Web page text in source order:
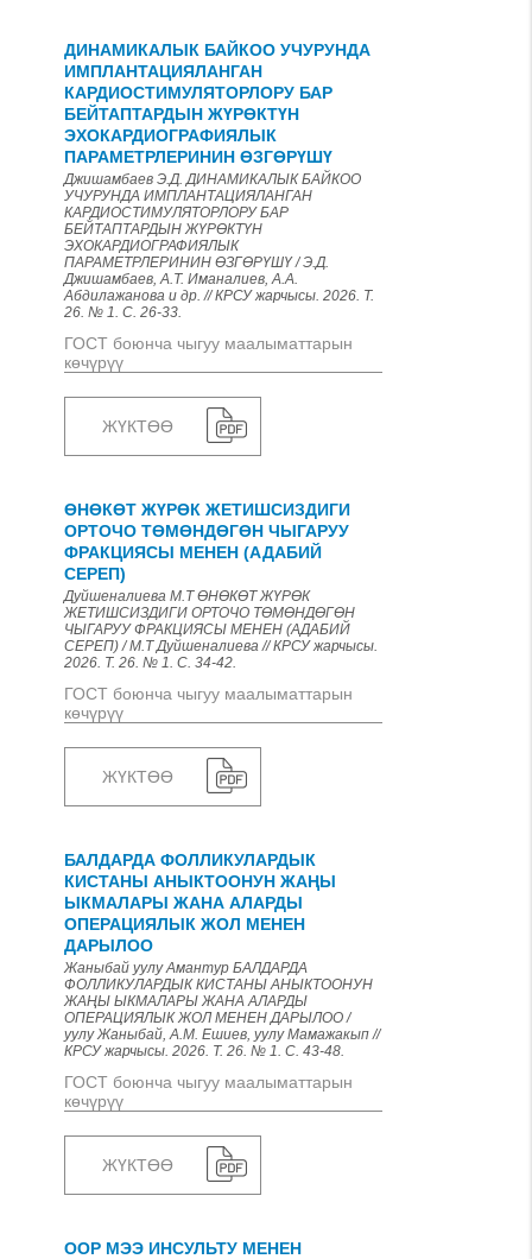
ДИНАМИКАЛЫК БАЙКОО УЧУРУНДА
ИМПЛАНТАЦИЯЛАНГАН
КАРДИОСТИМУЛЯТОРЛОРУ БАР
БЕЙТАПТАРДЫН ЖҮРӨКТҮН
ЭХОКАРДИОГРАФИЯЛЫК
ПАРАМЕТРЛЕРИНИН ӨЗГӨРҮШҮ
Джишамбаев Э.Д. ДИНАМИКАЛЫК БАЙКОО
УЧУРУНДА ИМПЛАНТАЦИЯЛАНГАН
КАРДИОСТИМУЛЯТОРЛОРУ БАР
БЕЙТАПТАРДЫН ЖҮРӨКТҮН
ЭХОКАРДИОГРАФИЯЛЫК
ПАРАМЕТРЛЕРИНИН ӨЗГӨРҮШҮ / Э.Д.
Джишамбаев, А.Т. Иманалиев, А.А.
Абдилажанова и др. // КРСУ жарчысы. 2026. Т.
26. № 1. С. 26-33.
ГОСТ боюнча чыгуу маалыматтарын
көчүрүү
ЖҮКТӨӨ
ӨНӨКӨТ ЖҮРӨК ЖЕТИШСИЗДИГИ
ОРТОЧО ТӨМӨНДӨГӨН ЧЫГАРУУ
ФРАКЦИЯСЫ МЕНЕН (АДАБИЙ
СЕРЕП)
Дуйшеналиева М.Т ӨНӨКӨТ ЖҮРӨК
ЖЕТИШСИЗДИГИ ОРТОЧО ТӨМӨНДӨГӨН
ЧЫГАРУУ ФРАКЦИЯСЫ МЕНЕН (АДАБИЙ
СЕРЕП) / М.Т Дуйшеналиева // КРСУ жарчысы.
2026. Т. 26. № 1. С. 34-42.
ГОСТ боюнча чыгуу маалыматтарын
көчүрүү
ЖҮКТӨӨ
БАЛДАРДА ФОЛЛИКУЛАРДЫК
КИСТАНЫ АНЫКТООНУН ЖАҢЫ
ЫКМАЛАРЫ ЖАНА АЛАРДЫ
ОПЕРАЦИЯЛЫК ЖОЛ МЕНЕН
ДАРЫЛОО
Жаныбай уулу Амантур БАЛДАРДА
ФОЛЛИКУЛАРДЫК КИСТАНЫ АНЫКТООНУН
ЖАҢЫ ЫКМАЛАРЫ ЖАНА АЛАРДЫ
ОПЕРАЦИЯЛЫК ЖОЛ МЕНЕН ДАРЫЛОО /
уулу Жаныбай, А.М. Ешиев, уулу Мамажакып //
КРСУ жарчысы. 2026. Т. 26. № 1. С. 43-48.
ГОСТ боюнча чыгуу маалыматтарын
көчүрүү
ЖҮКТӨӨ
ООР МЭЭ ИНСУЛЬТУ МЕНЕН